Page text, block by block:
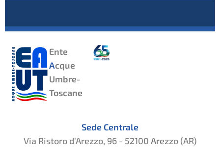
Ente
Acque
Umbre-
Toscane
Sede Centrale
Via Ristoro d’Arezzo, 96 - 52100 Arezzo (AR)